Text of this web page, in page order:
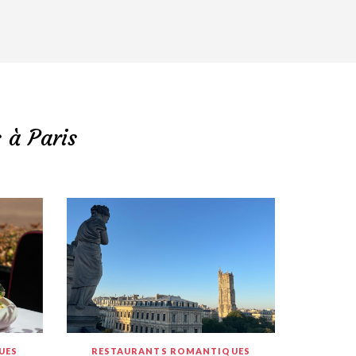
à Paris
RESTAURANTS ROMANTIQUES